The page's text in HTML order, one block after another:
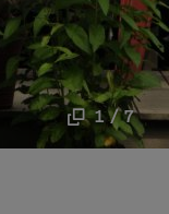
1 / 7